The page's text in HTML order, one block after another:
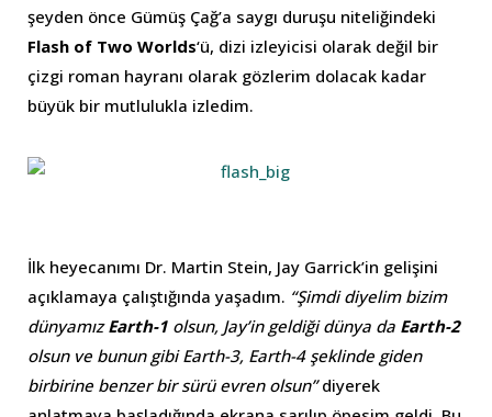
şeyden önce Gümüş Çağ’a saygı duruşu niteliğindeki
Flash of Two Worlds‘ü, dizi izleyicisi olarak değil bir
çizgi roman hayranı olarak gözlerim dolacak kadar
büyük bir mutlulukla izledim.
İlk heyecanımı Dr. Martin Stein, Jay Garrick’in gelişini
açıklamaya çalıştığında yaşadım. “Şimdi diyelim bizim
dünyamızEarth-1 olsun, Jay’in geldiği dünya da Earth-2
olsun ve bunun gibi Earth-3, Earth-4 şeklinde giden
birbirine benzer bir sürü evren olsun”diyerek